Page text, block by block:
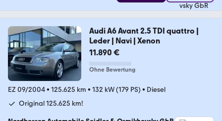
Audi A6 Avant 2.5 TDI quattro |
Leder | Navi | Xenon
11.890 €
Ohne Bewertung
EZ 09/2004• 125.625 km • 132 kW (179 PS) • Diesel
Original 125.625 km!